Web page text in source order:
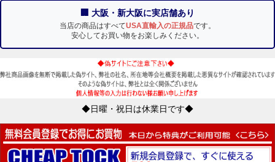
🏢 大阪・新大阪に実店舗あり
当店の商品はすべてUSA直輸入の正規品です。
安心してお買い物をお楽しみください。
◆日曜・祝日は休業日です◆